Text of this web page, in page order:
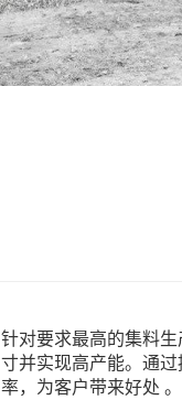
针对要求最高的集料
寸并实现高产能。通
率，为客户带来好处 。